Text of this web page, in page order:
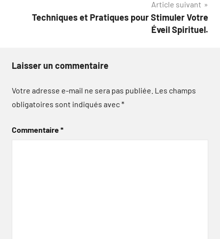
Article suivant
Techniques et Pratiques pour Stimuler Votre
Éveil Spirituel.
Laisser un commentaire
Votre adresse e-mail ne sera pas publiée. Les champs
obligatoires sont indiqués avec*
Commentaire*